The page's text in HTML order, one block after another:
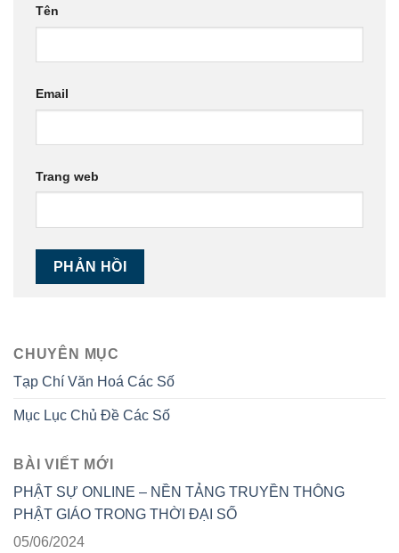
Tên
Email
Trang web
CHUYÊN MỤC
Tạp Chí Văn Hoá Các Số
Mục Lục Chủ Đề Các Số
BÀI VIẾT MỚI
PHẬT SỰ ONLINE – NỀN TẢNG TRUYỀN THÔNG
PHẬT GIÁO TRONG THỜI ĐẠI SỐ
05/06/2024